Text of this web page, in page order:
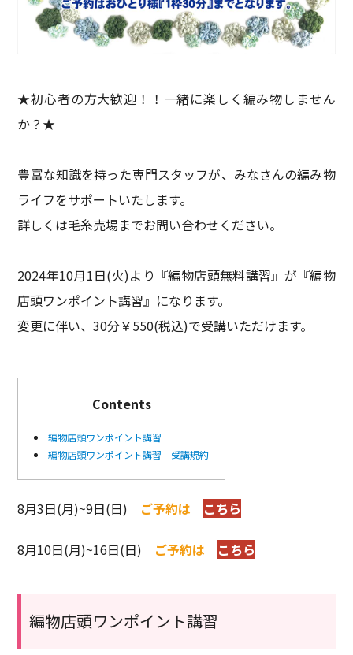
★初心者の方大歓迎！！一緒に楽しく編み物しません
か？★
豊富な知識を持った専門スタッフが、みなさんの編み物
ライフをサポートいたします。
詳しくは毛糸売場までお問い合わせください。
2024年10月1日(火)より『編物店頭無料講習』が『編物
店頭ワンポイント講習』になります。
変更に伴い、30分￥550(税込)で受講いただけます。
Contents
編物店頭ワンポイント講習
編物店頭ワンポイント講習 受講規約
8月3日(月)~9日(日) ご予約は こちら
8月10日(月)~16日(日) ご予約は こちら
編物店頭ワンポイント講習